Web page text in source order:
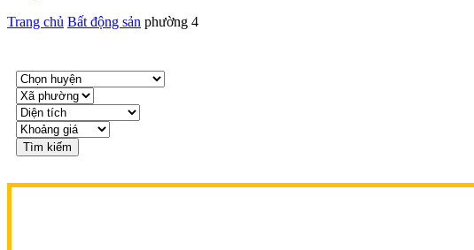
Trang chủ Bất động sản phường 4
Tìm kiếm